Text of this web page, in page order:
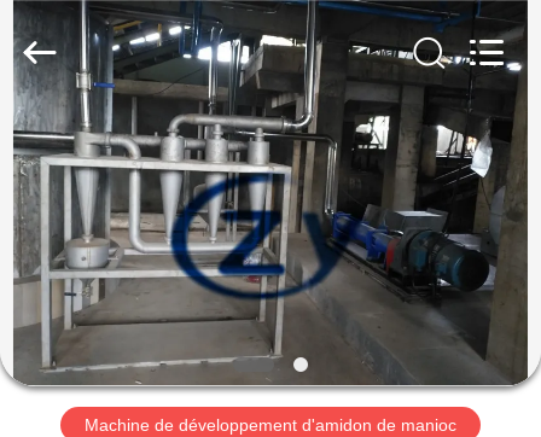
MAISON
PRODUITS
AU
SUJET
DES
USA
Henan
Zhiyuan
Starch
Engineering
Machinery
Co.,ltd.
Rights
Reserved.
Machine de développement d'amidon de manioc